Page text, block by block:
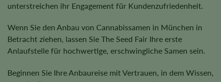
unterstreichen ihr Engagement für Kundenzufriedenheit.
Wenn Sie den Anbau von Cannabissamen in München in
Betracht ziehen, lassen Sie The Seed Fair Ihre erste
Anlaufstelle für hochwertige, erschwingliche Samen sein.
Beginnen Sie Ihre Anbaureise mit Vertrauen, in dem Wissen,